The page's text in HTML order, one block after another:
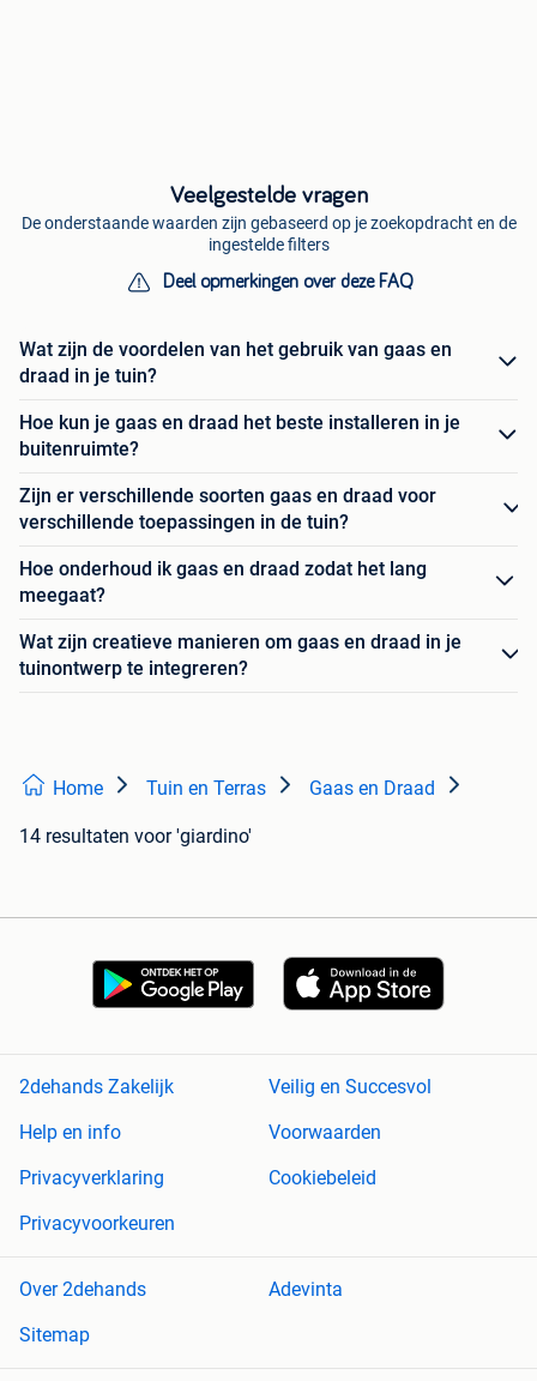
Veelgestelde vragen
De onderstaande waarden zijn gebaseerd op je zoekopdracht en de
ingestelde filters
Deel opmerkingen over deze FAQ
Wat zijn de voordelen van het gebruik van gaas en
draad in je tuin?
Hoe kun je gaas en draad het beste installeren in je
buitenruimte?
Zijn er verschillende soorten gaas en draad voor
verschillende toepassingen in de tuin?
Hoe onderhoud ik gaas en draad zodat het lang
meegaat?
Wat zijn creatieve manieren om gaas en draad in je
tuinontwerp te integreren?
Home Tuin en Terras Gaas en Draad
14 resultaten voor 'giardino'
2dehands Zakelijk
Veilig en Succesvol
Help en info
Voorwaarden
Privacyverklaring
Cookiebeleid
Privacyvoorkeuren
Over 2dehands
Adevinta
Sitemap